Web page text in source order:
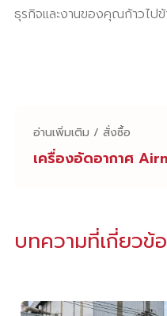
ธุรกิจและงานของคุณก้าวไป
อ่านเพิ่มเติม / สั่งซื้อ
เครื่องอัดอากาศ
บทความที่เกี่ยวข้